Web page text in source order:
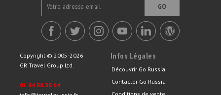
GO
Copyright © 2005-2026
GR Travel Group Ltd.
01 84 88 88 64
Infos Légales
Découvrir Go Russia
Contacter Go Russia